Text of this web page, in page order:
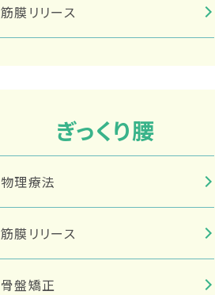
筋膜リリース
ぎっくり腰
物理療法
筋膜リリース
骨盤矯正